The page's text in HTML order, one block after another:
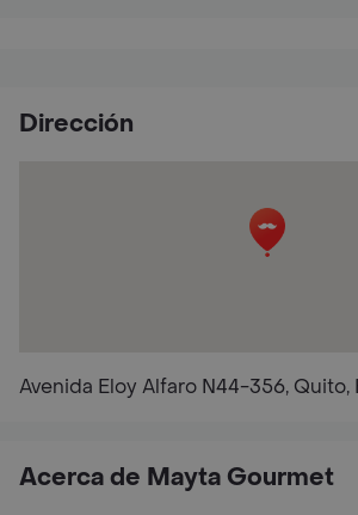
Dirección
Avenida Eloy Alfaro N44-356, Quito,
Acerca de Mayta Gourmet